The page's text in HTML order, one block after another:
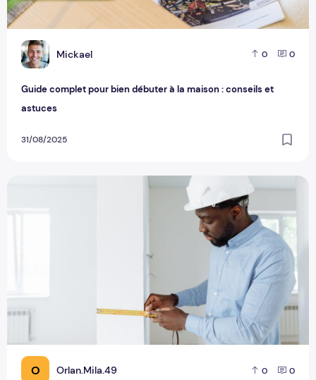
M Mickael 0 0
Guide complet pour bien débuter à la maison : conseils et
astuces
31/08/2025
O Orlan.Mila.49 0 0
Quels sont les meilleurs outils pour gérer efficacement un